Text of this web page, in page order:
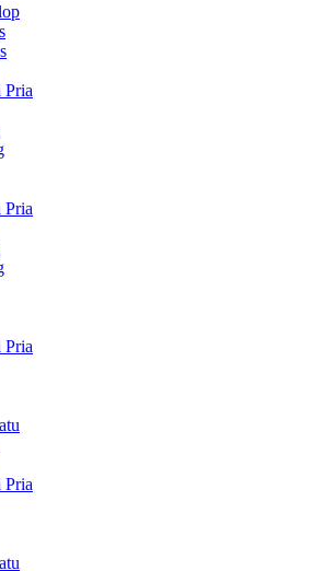
Pria
Pria
Pria
Pria